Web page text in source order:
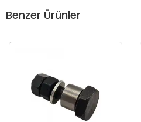
Benzer Ürünler